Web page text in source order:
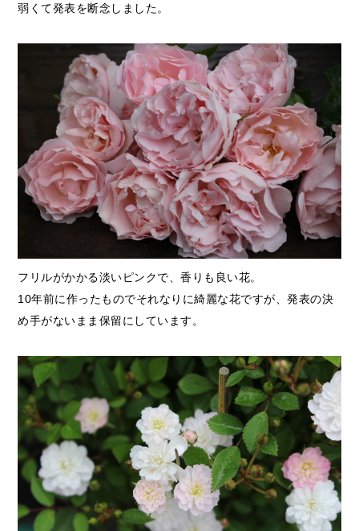
弱くて発表を断念しました。
フリルがかかる淡いピンクで、香りも良い花。
10年前に作ったものでそれなりに綺麗な花ですが、発表の決
め手がないまま保留にしています。